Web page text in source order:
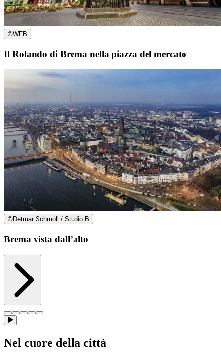
©WFB
Il Rolando di Brema nella piazza del mercato
©Detmar Schmoll / Studio B
Brema vista dall’alto
Nel cuore della città